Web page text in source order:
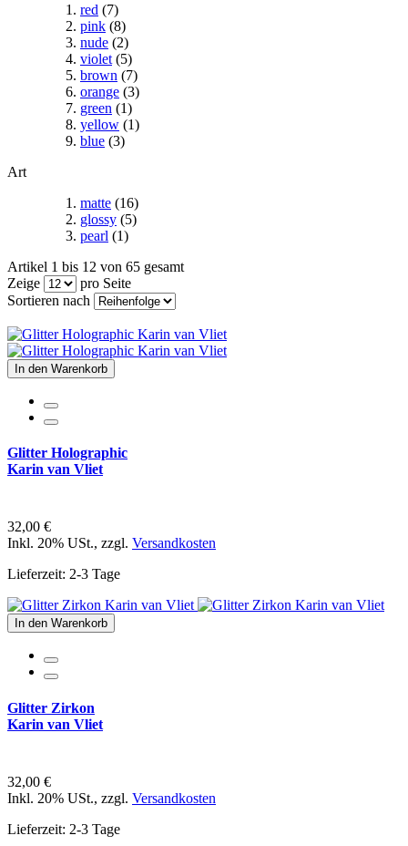
red (7)
pink (8)
nude (2)
violet (5)
brown (7)
orange (3)
green (1)
yellow (1)
blue (3)
Art
matte (16)
glossy (5)
pearl (1)
Artikel 1 bis 12 von 65 gesamt
Zeige
pro Seite
Sortieren nach
In den Warenkorb
Glitter Holographic
Karin van Vliet
32,00 €
Inkl. 20% USt., zzgl. Versandkosten
Lieferzeit: 2-3 Tage
In den Warenkorb
Glitter Zirkon
Karin van Vliet
32,00 €
Inkl. 20% USt., zzgl. Versandkosten
Lieferzeit: 2-3 Tage